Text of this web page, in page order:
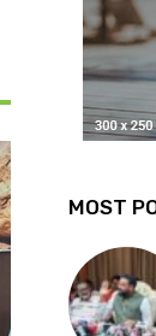
MOST